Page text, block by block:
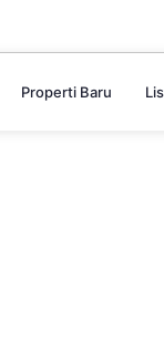
Properti Baru